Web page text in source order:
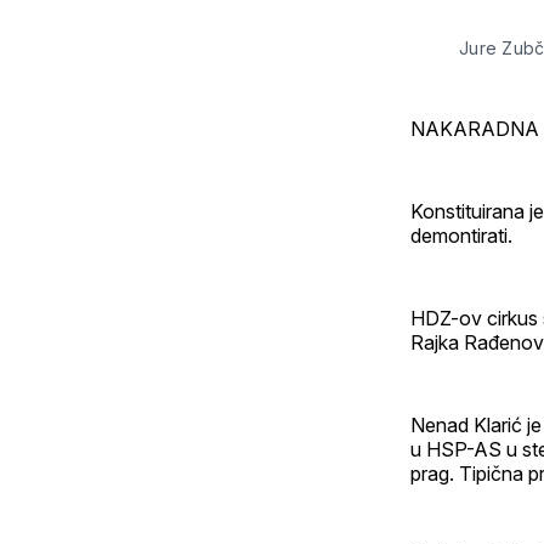
Jure
NAKARADNA
Konstituirana
demontirati.
HDZ-ov cirkus
Rajka
Nenad Klarić
u HSP-AS u
prag. Tipična